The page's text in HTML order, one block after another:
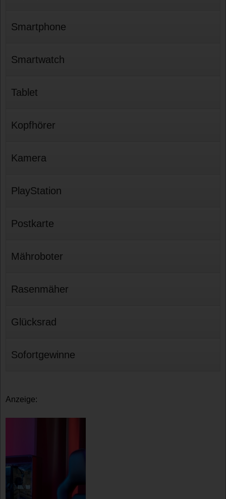
Smartphone
Smartwatch
Tablet
Kopfhörer
Kamera
PlayStation
Postkarte
Mähroboter
Rasenmäher
Glücksrad
Sofortgewinne
Anzeige: